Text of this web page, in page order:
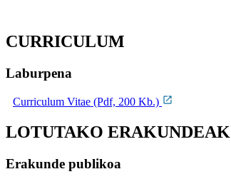
CURRICULUM
Laburpena
Curriculum Vitae (Pdf, 200 Kb.)
LOTUTAKO ERAKUNDEAK
Erakunde publikoa